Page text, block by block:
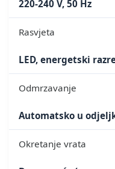
220-240 V, 50 Hz
Rasvjeta
LED, energetski
Odmrzavanje
Automatsko u
Okretanje vrata